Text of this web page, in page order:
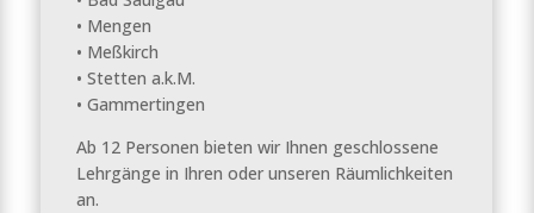
• Mengen
• Meßkirch
• Stetten a.k.M.
• Gammertingen
Ab 12 Personen bieten wir Ihnen geschlossene
Lehrgänge in Ihren oder unseren Räumlichkeiten
an.